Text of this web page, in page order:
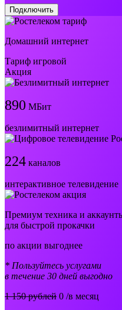
Подключить
Домашний интернет
Тариф игровой
Акция
890 МБит
безлимитный интернет
224 каналов
интерактивное телевидение
Премиум техника и
для быстрой прокачки
по акции выгоднее
* Пользуйтесь услугами
в течение 30 дней выгодно
1 150 рублей 0 /в месяц